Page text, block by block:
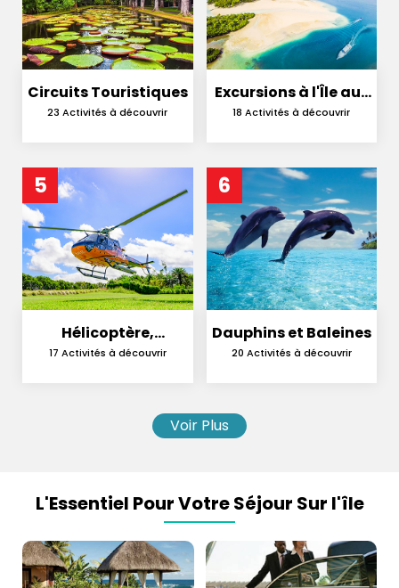
Circuits Touristiques
23 Activités à découvrir
Excursions à l'Île aux
Cerfs
18 Activités à découvrir
5
Hélicoptère,
Hydravion et
17 Activités à découvrir
6
Dauphins et Baleines
20 Activités à découvrir
Voir Plus
L'Essentiel Pour Votre Séjour Sur l'île